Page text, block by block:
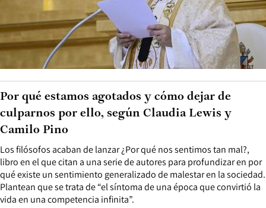
Los filósofos acaban de lanzar ¿Por qué nos sentimos tan mal?,
libro en el que citan a una serie de autores para profundizar en por
qué existe un sentimiento generalizado de malestar en la sociedad.
Plantean que se trata de “el síntoma de una época que convirtió la
vida en una competencia infinita”.
Por qué estamos agotados y cómo dejar de
culparnos por ello, según Claudia Lewis y
Camilo Pino